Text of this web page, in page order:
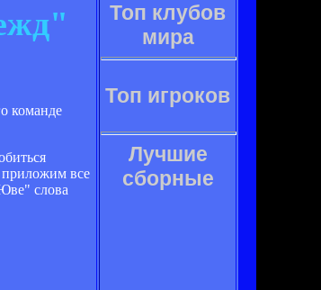
команде
приложим все
слова
Топ клубов
мира
Топ игроков
Лучшие
сборные